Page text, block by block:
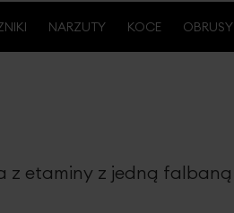
NARZUTY KOCE OBRUSY
z etaminy z jedną